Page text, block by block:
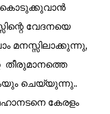
കൊടുക്കുവാൻ
വേദനയെ
മനസ്സിലാക്കുന്നു,
തീരുമാനത്തെ
ചെയ്യുന്നു..
മഹാനടനെ കേരളം